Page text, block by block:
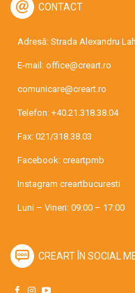
CONTACT
Adresă: Strada Alexandru
E-mail: office@creart.ro
comunicare@creart.ro
Telefon: +40.21.318.38.04
Fax: 021/318.38.03
Facebook: creartpmb
Instagram creartbucuresti
Luni – Vineri: 09:00 – 17:00
CREART ÎN SOCIAL